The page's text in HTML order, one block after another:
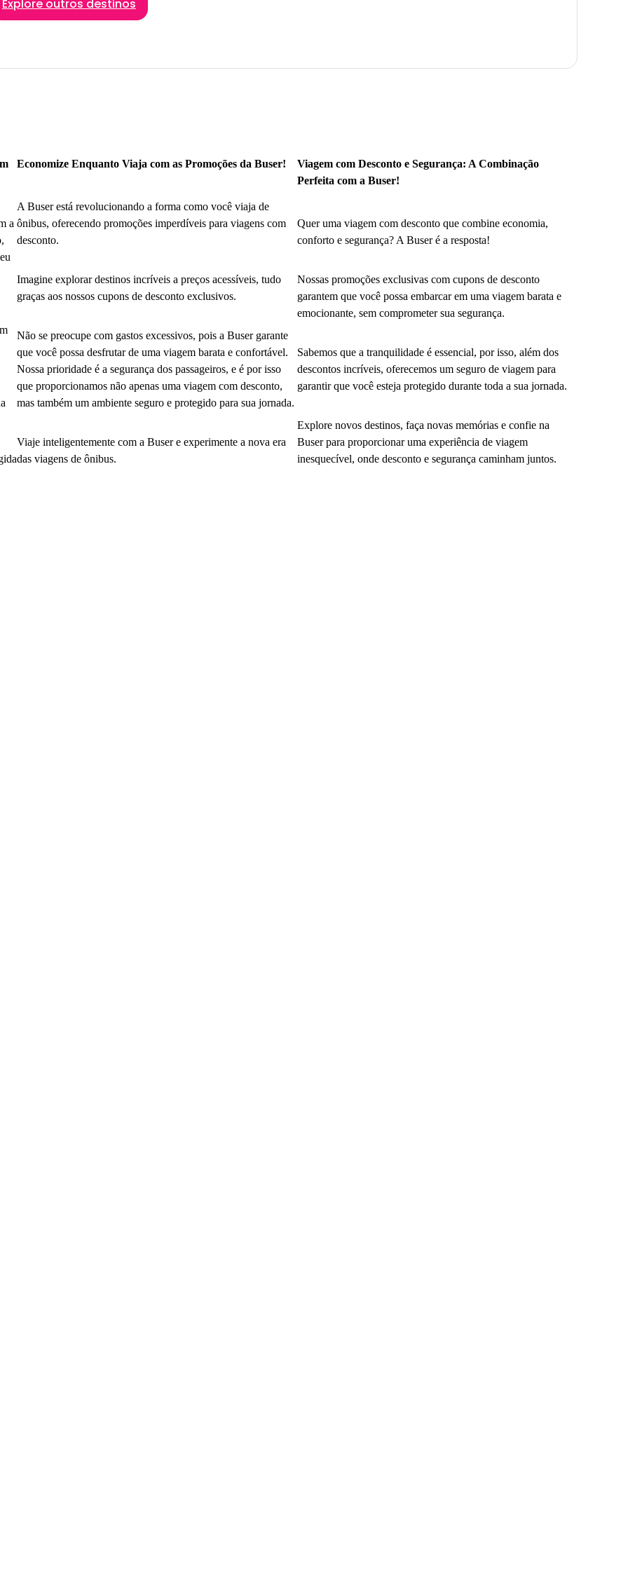
Explore outros destinos
a
Economize Enquanto Viaja com as Promoções da Buser!
A Buser está revolucionando a forma como você viaja de
ônibus, oferecendo promoções imperdíveis para viagens com
desconto.
Imagine explorar destinos incríveis a preços acessíveis, tudo
graças aos nossos cupons de desconto exclusivos.
Não se preocupe com gastos excessivos, pois a Buser garante
que você possa desfrutar de uma viagem barata e confortável.
Nossa prioridade é a segurança dos passageiros, e é por isso
que proporcionamos não apenas uma viagem com desconto,
mas também um ambiente seguro e protegido para sua jornada.
Viaje inteligentemente com a Buser e experimente a nova era
das viagens de ônibus.
Viagem com Desconto e Segurança: A Combinação
Perfeita com a Buser!
Quer uma viagem com desconto que combine economia,
conforto e segurança? A Buser é a resposta!
Nossas promoções exclusivas com cupons de desconto
garantem que você possa embarcar em uma viagem barata e
emocionante, sem comprometer sua segurança.
Sabemos que a tranquilidade é essencial, por isso, além dos
descontos incríveis, oferecemos um seguro de viagem para
garantir que você esteja protegido durante toda a sua jornada.
Explore novos destinos, faça novas memórias e confie na
Buser para proporcionar uma experiência de viagem
inesquecível, onde desconto e segurança caminham juntos.